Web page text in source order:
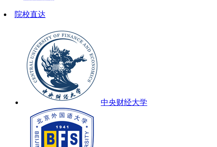
院校直达
中央财经大学